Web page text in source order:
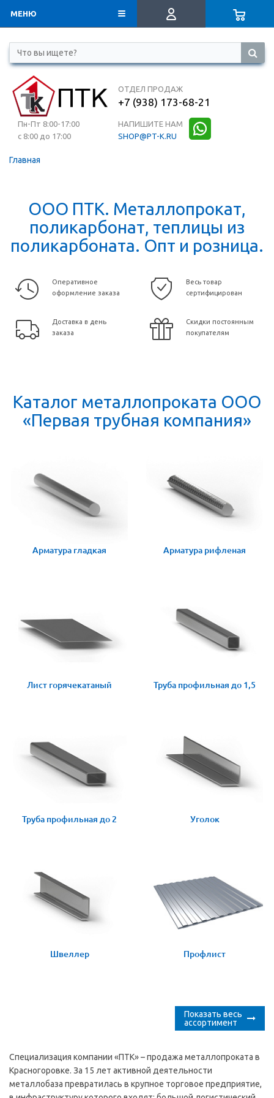
ОТДЕЛ ПРОДАЖ
+7 (938) 173-68-21
Пн-Пт 8:00-17:00
с 8:00 до 17:00
НАПИШИТЕ НАМ
SHOP@PT-K.RU
МЕНЮ
Главная
ООО ПТК. Металлопрокат,
поликарбонат, теплицы из
поликарбоната. Опт и розница.
Оперативное
оформление заказа
Весь товар
сертифицирован
Доставка в день
заказа
Скидки постоянным
покупателям
Каталог металлопроката ООО
«Первая трубная компания»
Арматура гладкая Арматура рифленая
Лист горячекатаный Труба профильная до 1,5
Труба профильная до 2 Уголок
Швеллер Профлист
Показать весь
ассортимент
Специализация компании «ПТК» – продажа металлопроката в
Красногоровке. За 15 лет активной деятельности
металлобаза превратилась в крупное торговое предприятие,